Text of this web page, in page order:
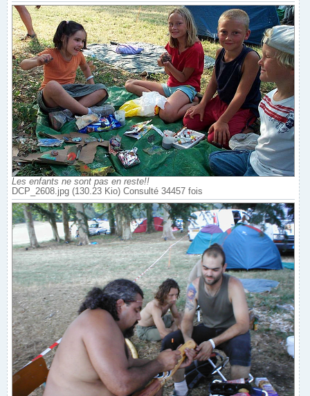
Les enfants ne sont pas en reste!!
DCP_2608.jpg (130.23 Kio) Consulté 34457 fois